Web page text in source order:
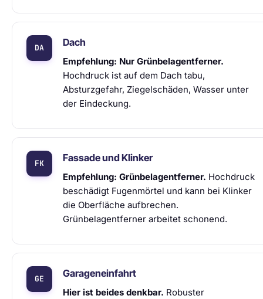
Dach
Empfehlung: Nur Grünbelagentferner.
Hochdruck ist auf dem Dach tabu,
Absturzgefahr, Ziegelschäden, Wasser unter
der Eindeckung.
Fassade und Klinker
Empfehlung: Grünbelagentferner. Hochdruck
beschädigt Fugenmörtel und kann bei Klinker
die Oberfläche aufbrechen.
Grünbelagentferner arbeitet schonend.
Garageneinfahrt
Hier ist beides denkbar. Robuster